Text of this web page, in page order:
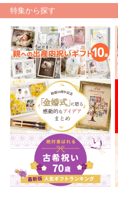
特集から探す